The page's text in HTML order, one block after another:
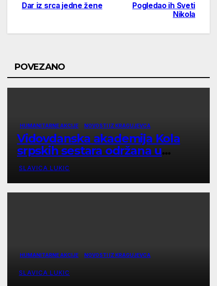
Post
navigation
Pogledao ih Sveti
Nikola
Dar iz srca jedne žene
POVEZANO
HUMANITARNE AKCIJE NOVOSTI IZ KRAGUJEVCA
Vidovdanska akademija Kola
srpskih sestara održana u
Kragujevcu
SLAVICA LUKIC
HUMANITARNE AKCIJE NOVOSTI IZ KRAGUJEVCA
SLAVICA LUKIC